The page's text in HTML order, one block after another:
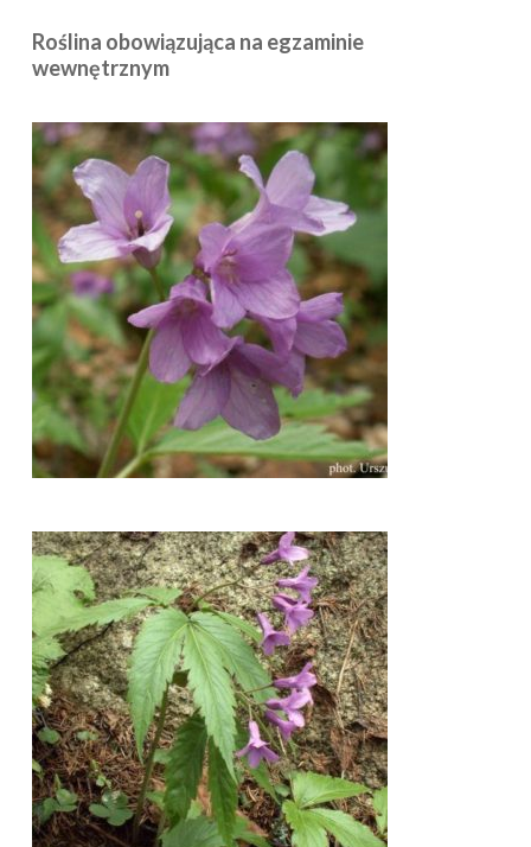
Roślina obowiązująca na egzaminie
wewnętrznym